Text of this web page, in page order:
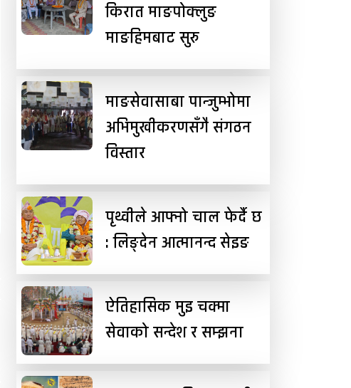
किरात माङपोक्लुङ
माङहिमबाट सुरु
माङसेवासाबा पान्जुम्भोमा
अभिमुखीकरणसँगै संगठन
विस्तार
पृथ्वीले आफ्नो चाल फेर्दै छ
: लिङ्देन आत्मानन्द सेइङ
ऐतिहासिक मुइ चक्मा
सेवाको सन्देश र सम्झना